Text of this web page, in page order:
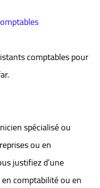
comptables pour
spécialisé ou
ou en
justifiez d’une
comptabilité ou en